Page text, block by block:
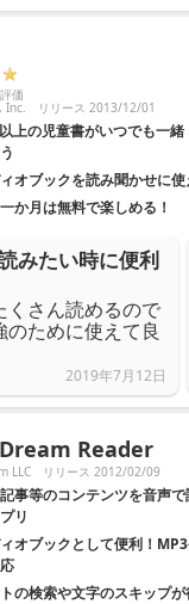
価
Inc. リリース 2013/12/01
上の児童書がいつでも一
オブックを読み聞かせに使
か月は無料で楽しめる！
みたい時に便利
くさん読めるので
ために使えて良
2019年7月12日
Reader
LLC リリース 2012/02/09
事等のコンテンツを音声
リ
オブックとして便利！
の検索や文字のスキップが